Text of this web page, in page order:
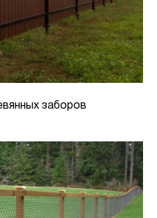
заборов